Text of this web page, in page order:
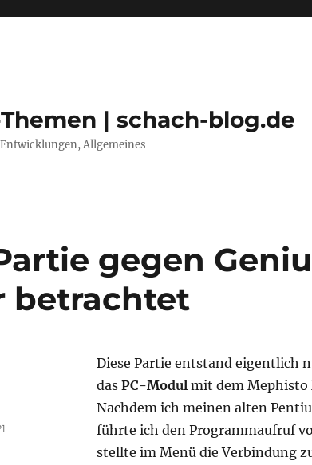
| schach-blog.de
Allgemeines
gegen
betrachtet
Diese Partie entstand eigentlich
das PC-Modulmit dem Mephisto
Nachdem ich meinen alten
führte ich den Programmaufruf
stellte im Menü die Verbindung